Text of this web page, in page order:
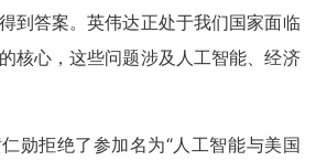
到答案。英伟达正处于我们国家面临
核心，这些问题涉及人工智能、经济
勋拒绝了参加名为“人工智能与美国